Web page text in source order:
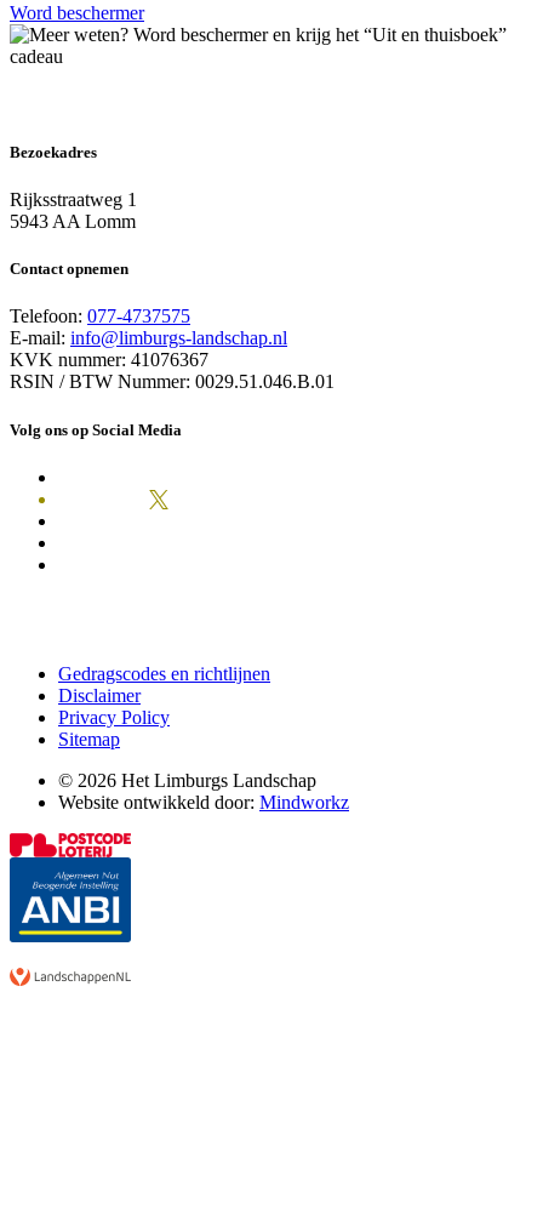
Word beschermer
Bezoekadres
Rijksstraatweg 1
5943 AA Lomm
Contact opnemen
Telefoon: 077-4737575
E-mail: info@limburgs-landschap.nl
KVK nummer: 41076367
RSIN / BTW Nummer: 0029.51.046.B.01
Volg ons op Social Media
Gedragscodes en richtlijnen
Disclaimer
Privacy Policy
Sitemap
© 2026 Het Limburgs Landschap
Website ontwikkeld door: Mindworkz